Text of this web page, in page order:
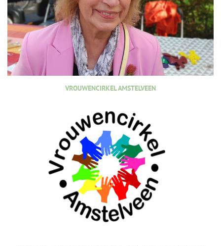
VROUWENCIRKEL AMSTELVEEN